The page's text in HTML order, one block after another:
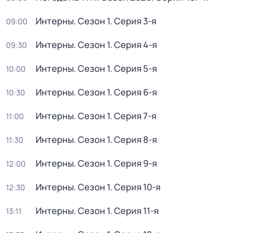
09:00 Интерны. Сезон 1. Серия 3-я
09:30 Интерны. Сезон 1. Серия 4-я
10:00 Интерны. Сезон 1. Серия 5-я
10:30 Интерны. Сезон 1. Серия 6-я
11:00 Интерны. Сезон 1. Серия 7-я
11:30 Интерны. Сезон 1. Серия 8-я
12:00 Интерны. Сезон 1. Серия 9-я
12:30 Интерны. Сезон 1. Серия 10-я
13:11 Интерны. Сезон 1. Серия 11-я